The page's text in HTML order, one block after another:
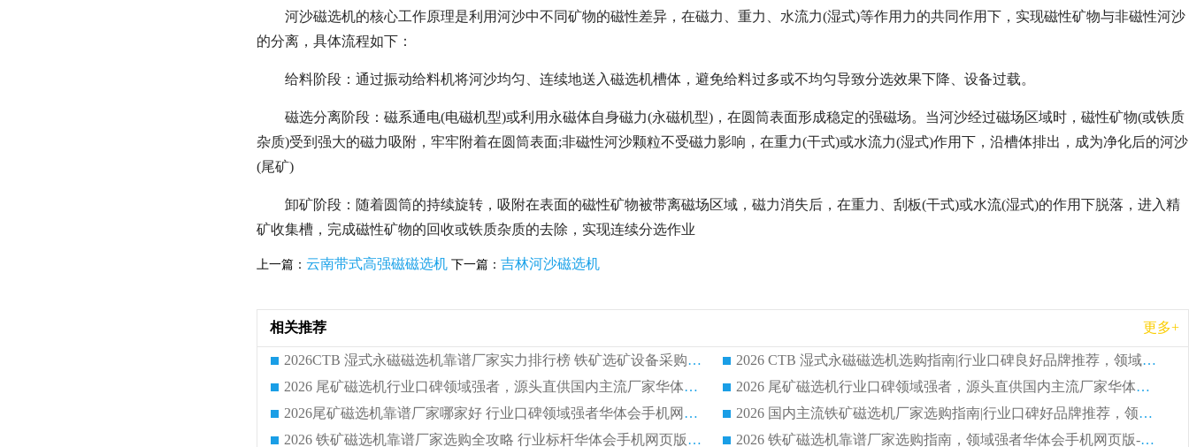
河沙磁选机的核心工作原理是利用河沙中不同矿物的磁性差异，在磁力、重力、水流力(湿式)等作用力的共同作用下，实现磁性矿物与非磁性河沙
的分离，具体流程如下：
给料阶段：通过振动给料机将河沙均匀、连续地送入磁选机槽体，避免给料过多或不均匀导致分选效果下降、设备过载。
磁选分离阶段：磁系通电(电磁机型)或利用永磁体自身磁力(永磁机型)，在圆筒表面形成稳定的强磁场。当河沙经过磁场区域时，磁性矿物(或铁质
杂质)受到强大的磁力吸附，牢牢附着在圆筒表面;非磁性河沙颗粒不受磁力影响，在重力(干式)或水流力(湿式)作用下，沿槽体排出，成为净化后的河沙
(尾矿)
卸矿阶段：随着圆筒的持续旋转，吸附在表面的磁性矿物被带离磁场区域，磁力消失后，在重力、刮板(干式)或水流(湿式)的作用下脱落，进入精
矿收集槽，完成磁性矿物的回收或铁质杂质的去除，实现连续分选作业
上一篇： 云南带式高强磁磁选机 下一篇： 吉林河沙磁选机
相关推荐 更多+
2026CTB 湿式永磁磁选机靠谱厂家实力排行榜 铁矿选矿设备采购全流程选购指南
2026 CTB 湿式永磁磁选机选购指南|行业口碑良好品牌推荐，领域强者华体会手机网页版-华体会(中国)
2026 尾矿磁选机行业口碑领域强者，源头直供国内主流厂家华体会手机网页版-华体会(中国) 一站式服务
2026 尾矿磁选机行业口碑领域强者，源头直供国内主流厂家华体会手机网页版-华体会(中国) 一站式服务
2026尾矿磁选机靠谱厂家哪家好 行业口碑领域强者华体会手机网页版-华体会(中国) 推荐
2026 国内主流铁矿磁选机厂家选购指南|行业口碑好品牌推荐，领域强者华体会手机网页版-华体会(中国)
2026 铁矿磁选机靠谱厂家选购全攻略 行业标杆华体会手机网页版-华体会(中国) 设备性价比出众
2026 铁矿磁选机靠谱厂家选购指南，领域强者华体会手机网页版-华体会(中国) 铁矿磁选机性价比高